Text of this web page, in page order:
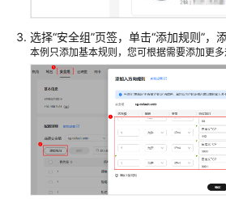
系
统
搭
建
发
环
境
选择“安全组”页签，单击“添加规则”，
本例只添加基本规则，您可根据需要添加更多